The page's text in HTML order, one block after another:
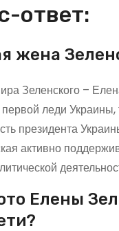
ответ:
жена
Зеленского –
леди Украины,
президента
активно
Елены